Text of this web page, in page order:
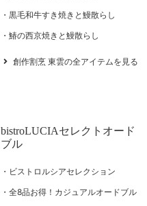
黒毛和牛すき焼きと鰻散らし
鰆の西京焼きと鰻散らし
創作割烹 東雲の全アイテムを見る
bistroLUCIAセレクトオード
ブル
ビストロルシアセレクション
全8品お得！カジュアルオードブル